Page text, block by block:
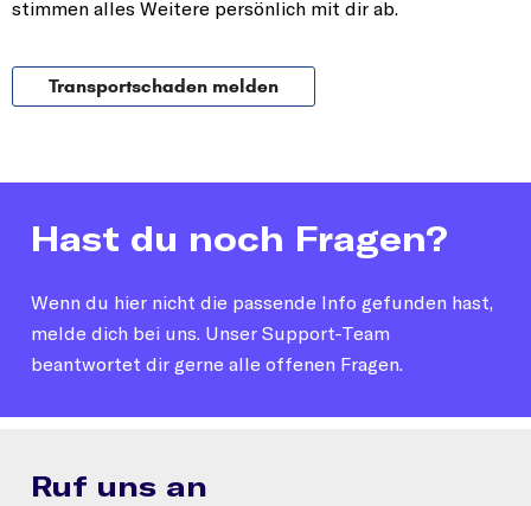
stimmen alles Weitere persönlich mit dir ab.
Transportschaden melden
Hast du noch Fragen?
Wenn du hier nicht die passende Info gefunden hast,
melde dich bei uns. Unser Support-Team
beantwortet dir gerne alle offenen Fragen.
Ruf uns an